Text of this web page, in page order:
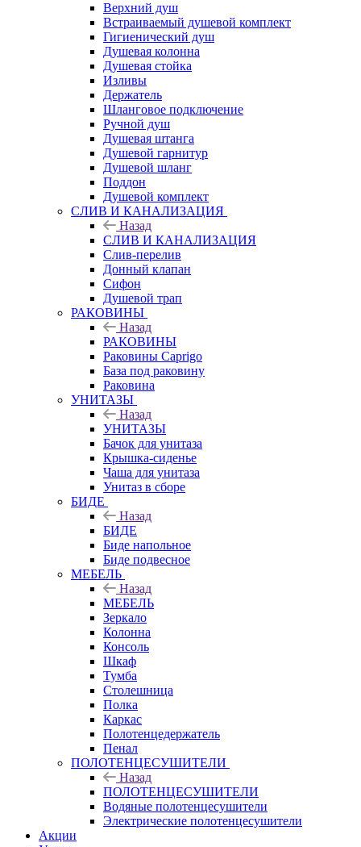
Верхний душ
Встраиваемый душевой комплект
Гигиенический душ
Душевая колонна
Душевая стойка
Изливы
Держатель
Шланговое подключение
Ручной душ
Душевая штанга
Душевой гарнитур
Душевой шланг
Поддон
Душевой комплект
СЛИВ И КАНАЛИЗАЦИЯ
Назад
СЛИВ И КАНАЛИЗАЦИЯ
Слив-перелив
Донный клапан
Сифон
Душевой трап
РАКОВИНЫ
Назад
РАКОВИНЫ
Раковины Caprigo
База под раковину
Раковина
УНИТАЗЫ
Назад
УНИТАЗЫ
Бачок для унитаза
Крышка-сиденье
Чаша для унитаза
Унитаз в сборе
БИДЕ
Назад
БИДЕ
Биде напольное
Биде подвесное
МЕБЕЛЬ
Назад
МЕБЕЛЬ
Зеркало
Колонна
Консоль
Шкаф
Тумба
Столешница
Полка
Каркас
Полотенцедержатель
Пенал
ПОЛОТЕНЦЕСУШИТЕЛИ
Назад
ПОЛОТЕНЦЕСУШИТЕЛИ
Водяные полотенцесушители
Электрические полотенцесушители
Акции